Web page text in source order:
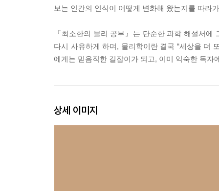
보는 인간의 인식이 어떻게 변화해 왔는지를 따라
『최소한의 물리 공부』는 단순한 과학 해설서
다시 사유하게 하며, 물리학이란 결국 “세상을 더
에게는 믿음직한 길잡이가 되고, 이미 익숙한 독
상세 이미지